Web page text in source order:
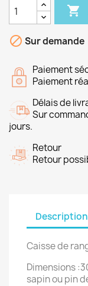

 Sur demande
Paiement
Paiement
Délais de
Sur
jours.
Retour
Retour
Description
Caisse de
Dimensions
sapin ou pin